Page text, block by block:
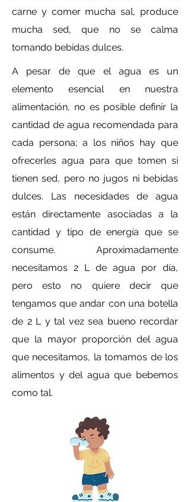
carne y comer mucha sal, produce
mucha sed, que no se calma
tomando bebidas dulces.
A pesar de que el agua es un
elemento esencial en nuestra
alimentación, no es posible definir la
cantidad de agua recomendada para
cada persona; a los niños hay que
ofrecerles agua para que tomen si
tienen sed, pero no jugos ni bebidas
dulces. Las necesidades de agua
están directamente asociadas a la
cantidad y tipo de energía que se
consume. Aproximadamente
necesitamos 2 L de agua por día,
pero esto no quiere decir que
tengamos que andar con una botella
de 2 L y tal vez sea bueno recordar
que la mayor proporción del agua
que necesitamos, la tomamos de los
alimentos y del agua que bebemos
como tal.